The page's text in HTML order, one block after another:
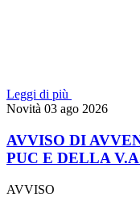
Leggi di più
Novità 03 ago 2026
AVVISO DI
PUC E DELLA
AVVISO